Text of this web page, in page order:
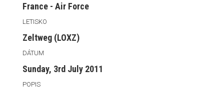
France - Air Force
LETISKO
Zeltweg (LOXZ)
DÁTUM
Sunday, 3rd July 2011
POPIS